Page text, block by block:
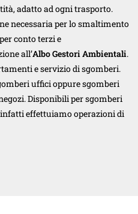
adatto ad ogni trasporto.
necessaria per lo smaltimento
conto terzi e
all’Albo Gestori Ambientali.
e servizio di sgomberi.
uffici oppure sgomberi
Disponibili per sgomberi
effettuiamo operazioni di